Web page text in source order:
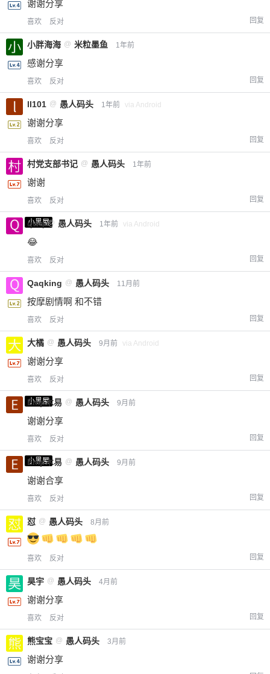
谢谢分享
喜欢 反对 回复
小胖海海 @ 米粒墨鱼 1年前
感谢分享
喜欢 反对 回复
ll101 @ 愚人码头 1年前 via Android
谢谢分享
喜欢 反对 回复
村党支部书记 @ 愚人码头 1年前
谢谢
喜欢 反对 回复
小黑屋
qwq @ 愚人码头 1年前 via Android
😂
喜欢 反对 回复
Qaqking @ 愚人码头 11月前
按摩剧情啊 和不错
喜欢 反对 回复
大橘 @ 愚人码头 9月前 via Android
谢谢分享
喜欢 反对 回复
小黑屋
Emp木易 @ 愚人码头 9月前
谢谢分享
喜欢 反对 回复
小黑屋
Emp木易 @ 愚人码头 9月前
谢谢合享
喜欢 反对 回复
怼 @ 愚人码头 8月前
喜欢 反对 回复
昊宇 @ 愚人码头 4月前
谢谢分享
喜欢 反对 回复
熊宝宝 @ 愚人码头 3月前
谢谢分享